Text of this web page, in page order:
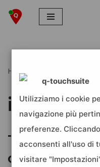
Home
Trends :
contenuti
q-touchsuite
Utilizziamo i cookie
navigazione più
preferenze.
acconsenti all'uso di
visitare